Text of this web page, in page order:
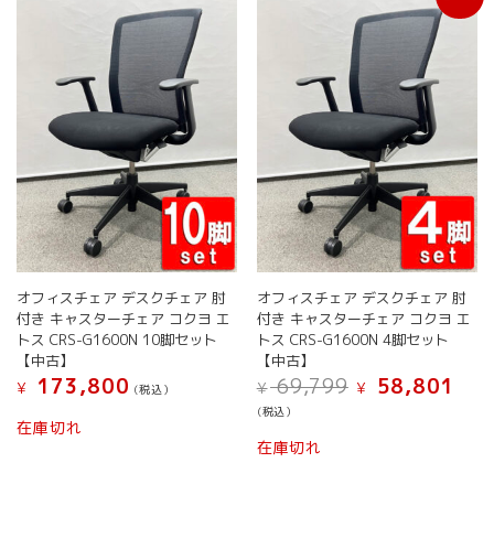
オフィスチェア デスクチェア 肘
付き キャスターチェア コクヨ エ
トス CRS-G1600N 10脚セット
【中古】
¥
173,800 (税込）
在庫切れ
オフィスチェア デスクチェア 肘
付き キャスターチェア コクヨ エ
トス CRS-G1600N 4脚セット
【中古】
¥69,799 元
の
¥ 58,801
(税込）
在庫切れ